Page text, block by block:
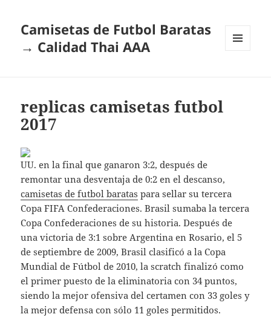
Camisetas de Futbol Baratas
→ Calidad Thai AAA
replicas camisetas futbol
2017
UU. en la final que ganaron 3:2, después de
remontar una desventaja de 0:2 en el descanso,
camisetas de futbol baratas para sellar su tercera
Copa FIFA Confederaciones. Brasil sumaba la tercera
Copa Confederaciones de su historia. Después de
una victoria de 3:1 sobre Argentina en Rosario, el 5
de septiembre de 2009, Brasil clasificó a la Copa
Mundial de Fútbol de 2010, la scratch finalizó como
el primer puesto de la eliminatoria con 34 puntos,
siendo la mejor ofensiva del certamen con 33 goles y
la mejor defensa con sólo 11 goles permitidos.